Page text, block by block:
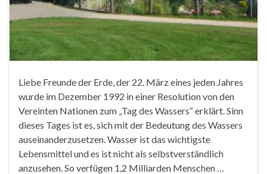
Liebe Freunde der Erde, der 22. März eines jeden Jahres
wurde im Dezember 1992 in einer Resolution von den
Vereinten Nationen zum „Tag des Wassers“ erklärt. Sinn
dieses Tages ist es, sich mit der Bedeutung des Wassers
auseinanderzusetzen. Wasser ist das wichtigste
Lebensmittel und es ist nicht als selbstverständlich
anzusehen. So verfügen 1,2 Milliarden Menschen …